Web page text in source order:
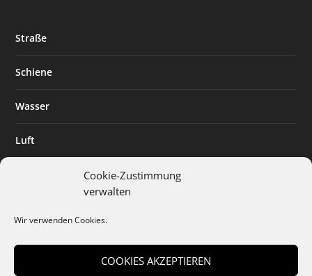
Cookie-Zustimmung
verwalten
Wir verwenden Cookies.
COOKIES AKZEPTIEREN
Straße
Schiene
Wasser
Luft
Digitalisierung